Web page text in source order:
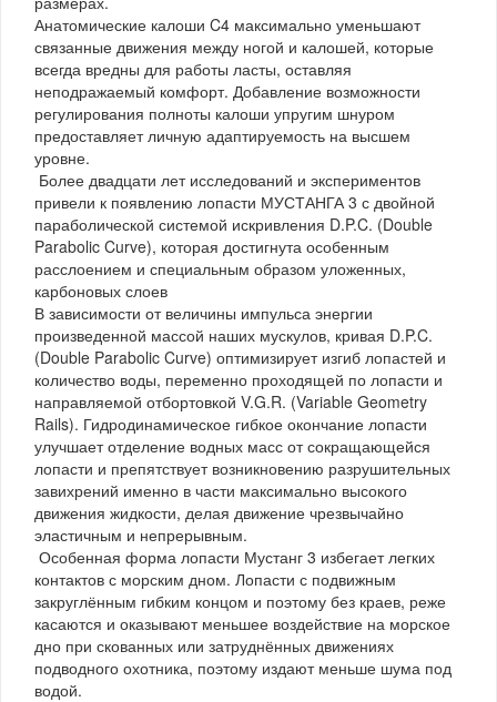
Анатомические калоши C4 максимально уменьшают
связанные движения между ногой и калошей, которые
всегда вредны для работы ласты, оставляя
неподражаемый комфорт. Добавление возможности
регулирования полноты калоши упругим шнуром
предоставляет личную адаптируемость на высшем
уровне.
Более двадцати лет исследований и экспериментов
привели к появлению лопасти МУСТАНГА 3 с двойной
параболической системой искривления D.P.C. (Double
Parabolic Curve), которая достигнута особенным
расслоением и специальным образом уложенных,
карбоновых слоев
В зависимости от величины импульса энергии
произведенной массой наших мускулов, кривая D.P.C.
(Double Parabolic Curve) оптимизирует изгиб лопастей и
количество воды, переменно проходящей по лопасти и
направляемой отбортовкой V.G.R. (Variable Geometry
Rails). Гидродинамическое гибкое окончание лопасти
улучшает отделение водных масс от сокращающейся
лопасти и препятствует возникновению разрушительных
завихрений именно в части максимально высокого
движения жидкости, делая движение чрезвычайно
эластичным и непрерывным.
Особенная форма лопасти Мустанг 3 избегает легких
контактов с морским дном. Лопасти с подвижным
закруглённым гибким концом и поэтому без краев, реже
касаются и оказывают меньшее воздействие на морское
дно при скованных или затруднённых движениях
подводного охотника, поэтому издают меньше шума под
водой.